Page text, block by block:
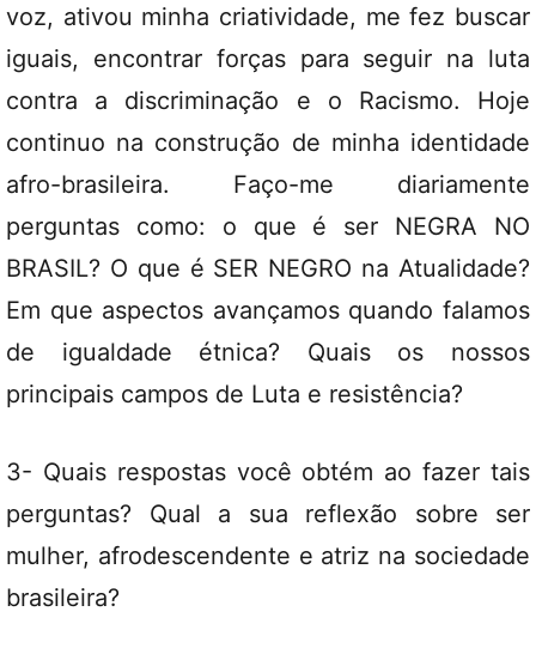
voz, ativou minha criatividade, me fez buscar
iguais, encontrar forças para seguir na luta
contra a discriminação e o Racismo. Hoje
continuo na construção de minha identidade
afro-brasileira. Faço-me diariamente
perguntas como: o que é ser NEGRA NO
BRASIL? O que é SER NEGRO na Atualidade?
Em que aspectos avançamos quando falamos
de igualdade étnica? Quais os nossos
principais campos de Luta e resistência?
3- Quais respostas você obtém ao fazer tais
perguntas? Qual a sua reflexão sobre ser
mulher, afrodescendente e atriz na sociedade
brasileira?